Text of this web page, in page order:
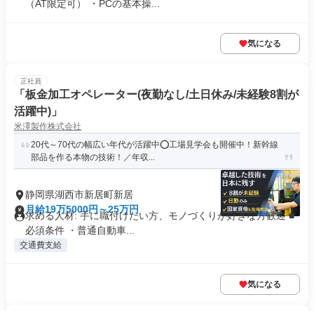
（AT限定可） ・PCの基本操...
気になる
正社員
「板金加工オペレーター(夜勤なし/土日休み/未経験8割が
活躍中)」
米澤製作株式会社
20代～70代の幅広い年代が活躍中⭕工場見学会も開催中！新幹線
部品を作る本物の技術！／年収...
静岡県湖西市新居町新居
月給19万5000円～25万円
求める人材: 手に職付けたい方、モノづくりが好きな方歓迎 ■
必須条件 ・普通自動車...
交通費支給
気になる